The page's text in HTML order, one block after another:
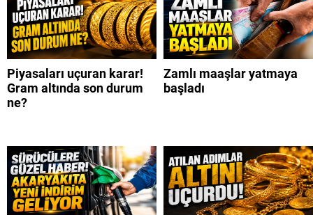
Piyasaları uçuran karar!
Gram altında son durum
ne?
Zamlı maaşlar yatmaya
başladı